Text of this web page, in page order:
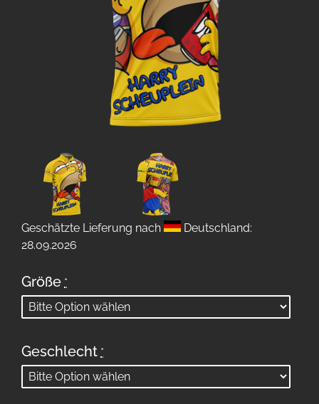
Geschätzte Lieferung nach
Deutschland:
28.09.2026
Größe *
Geschlecht *